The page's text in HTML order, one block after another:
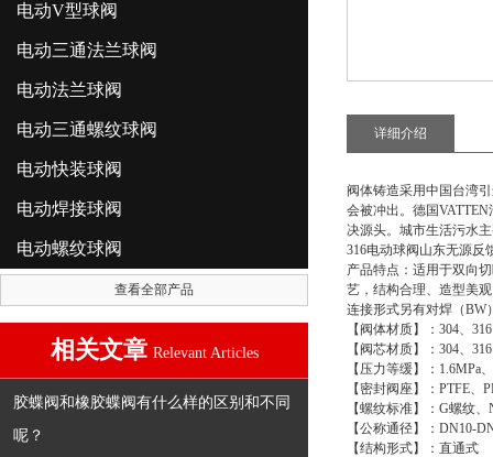
电动V型球阀
电动三通法兰球阀
电动法兰球阀
电动三通螺纹球阀
电动快装球阀
电动焊接球阀
电动螺纹球阀
查看全部产品
相关文章 Relevant Articles
胶蝶阀和橡胶蝶阀有什么样的区别和不同
呢？
详细介绍
阀体铸造采用中国台湾
会被冲出。德国
决源头。城市生活污水
316电动球阀山东无源反
产品特点： 适用于双向
艺，结构合理、造型美
连接形式另有对焊（BW
【阀体材质】：304、
【阀芯材质】：304、
【压力等缓】：1.6MPa
【密封阀座】：PTFE、
【螺纹标准】：G螺纹
【公称通径】：DN10-
【结构形式】：直通式